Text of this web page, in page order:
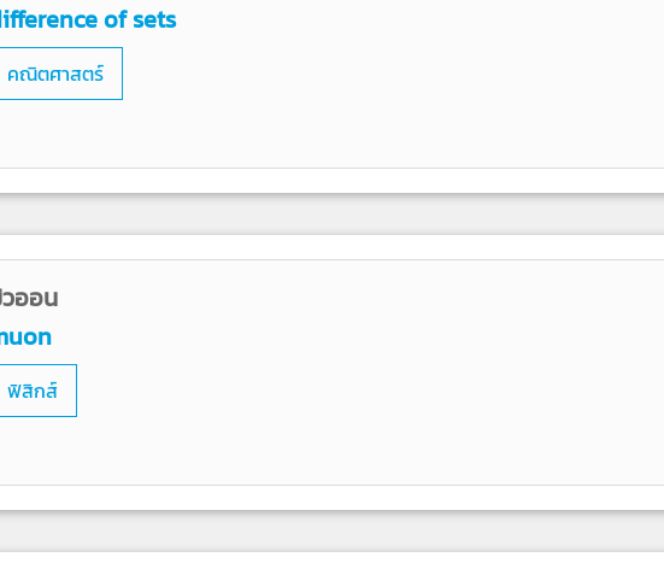
of sets
คณิตศาสตร์
ออน
ฟิสิกส์